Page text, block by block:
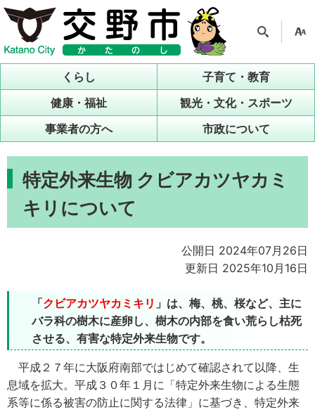
ル
くらし
子育て・教育
健康・福祉
観光・文化・スポーツ
事業者の方へ
市政について
特定外来生物 クビアカツヤカミ
キリについて
公開日 2024年07月26日
更新日 2025年10月16日
「クビアカツヤカミキリ 」 は、梅、桃、桜など、主に
バラ科の樹木に産卵し、樹木の内部を食い荒らし枯死
させる、有害な特定外来生物です。
平成２７年に大阪府南部ではじめて確認されて以降、生
息域を拡大。平成３０年１月に「特定外来生物による生態
系等に係る被害の防止に関する法律」に基づき、特定外来